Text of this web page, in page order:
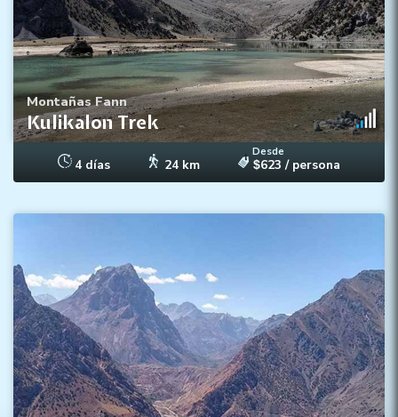
Montañas Fann
Kulikalon Trek
4 días 24 km
Desde
$623 / persona
Acampada libre y homestays